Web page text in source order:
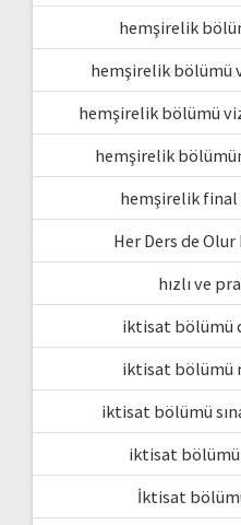
hemşirelik
hemşirelik bölümü
hemşirelik bölümü
hemşirelik
hemşirelik final
Her Ders de Olur
hızlı ve
iktisat bölümü
iktisat bölümü
iktisat bölümü
iktisat bölümü
İktisat